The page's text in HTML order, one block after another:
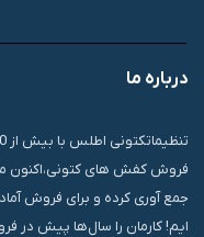
درباره ما
فروش کفش های کتونی،اکنون
جمع آوری کرده و برای فروش
ایم! کارمان را سال‌ها پیش در